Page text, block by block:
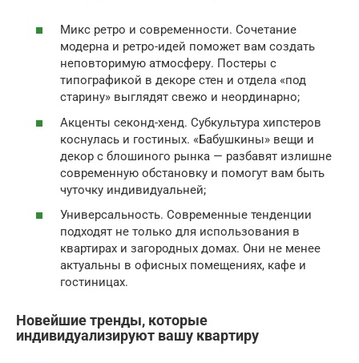
Микс ретро и современности. Сочетание
модерна и ретро-идей поможет вам создать
неповторимую атмосферу. Постеры с
типографикой в декоре стен и отдела «под
старину» выглядят свежо и неординарно;
Акценты секонд-хенд. Субкультура хипстеров
коснулась и гостиных. «Бабушкины» вещи и
декор с блошиного рынка — разбавят излишне
современную обстановку и помогут вам быть
чуточку индивидуальней;
Универсальность. Современные тенденции
подходят не только для использования в
квартирах и загородных домах. Они не менее
актуальны в офисных помещениях, кафе и
гостиницах.
Новейшие тренды, которые
индивидуализируют вашу квартиру